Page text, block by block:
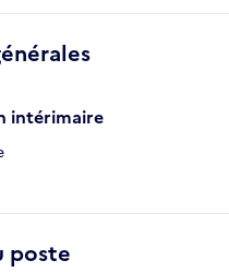
intérimaire
poste